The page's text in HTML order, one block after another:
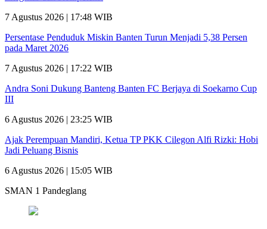
7 Agustus 2026 | 17:48 WIB
Persentase Penduduk Miskin Banten Turun Menjadi 5,38 Persen
pada Maret 2026
7 Agustus 2026 | 17:22 WIB
Andra Soni Dukung Banteng Banten FC Berjaya di Soekarno Cup
III
6 Agustus 2026 | 23:25 WIB
Ajak Perempuan Mandiri, Ketua TP PKK Cilegon Alfi Rizki: Hobi
Jadi Peluang Bisnis
6 Agustus 2026 | 15:05 WIB
SMAN 1 Pandeglang